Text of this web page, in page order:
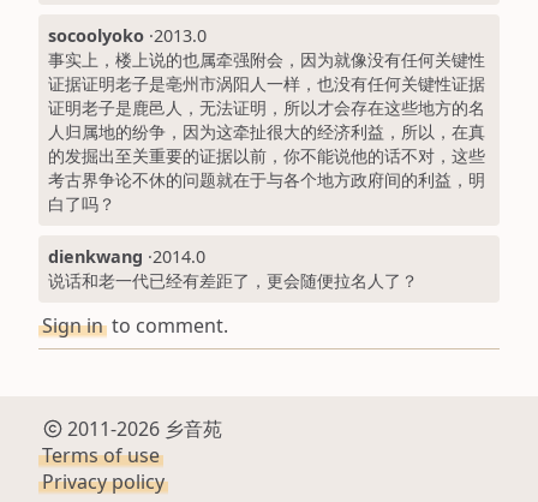
socoolyoko ·2013.0
事实上，楼上说的也属牵强附会，因为就像没有任何关键性
证据证明老子是亳州市涡阳人一样，也没有任何关键性证据
证明老子是鹿邑人，无法证明，所以才会存在这些地方的名
人归属地的纷争，因为这牵扯很大的经济利益，所以，在真
的发掘出至关重要的证据以前，你不能说他的话不对，这些
考古界争论不休的问题就在于与各个地方政府间的利益，明
白了吗？
dienkwang ·2014.0
说话和老一代已经有差距了，更会随便拉名人了？
Sign in to comment.
2011-2026 乡音苑
Terms of use
Privacy policy